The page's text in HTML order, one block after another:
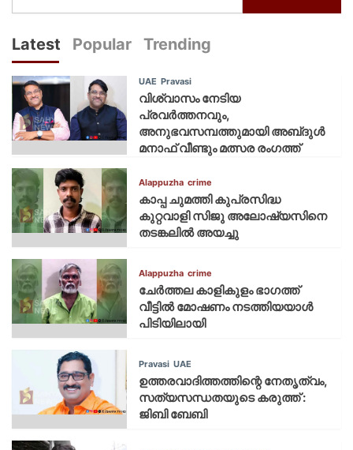
Latest Popular Trending
UAE Pravasi
വിശ്വാസം നേടിയ
പ്രവർത്തനവും,
അനുഭവസമ്പത്തുമായി അബ്‌ദുൾ
മനാഫ് വീണ്ടും മത്സര രംഗത്ത്
Alappuzha crime
കാപ്പ ചുമത്തി കുപ്രസിദ്ധ
കുറ്റവാളി സിജു അലോഷ്യസിനെ
തടങ്കലിൽ അയച്ചു
Alappuzha crime
ചേർത്തല കാളികുളം ഭാഗത്ത്
വീട്ടിൽ മോഷണം നടത്തിയയാൾ
പിടിയിലായി
Pravasi UAE
ഉത്തരവാദിത്തത്തിന്റെ നേതൃത്വം,
സത്യസന്ധതയുടെ കരുത്ത് :
ജിബി ബേബി